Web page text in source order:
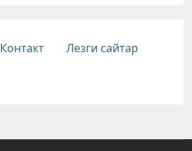
Контакт
Лезги сайтар